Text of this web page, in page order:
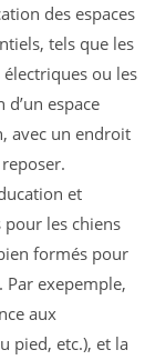
des espaces
tels que les
ou les
espace
avec un endroit
et
pour les chiens
formés pour
exepemple,
aux
pied, etc.), et la